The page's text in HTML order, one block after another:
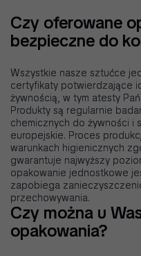
Czy oferowane
bezpieczne do
Wszystkie nasze sztućce
certyfikaty potwierdzające
żywnością, w tym atesty
Produkty są regularnie
chemicznych do żywności i
europejskie. Proces
warunkach higienicznych
gwarantuje najwyższy
opakowanie jednostkowe
zapobiega
przechowywania.
Czy można u
opakowania?